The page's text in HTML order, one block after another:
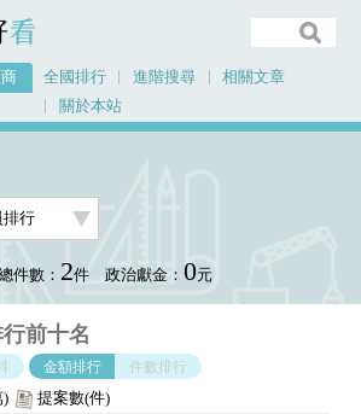
全國排行 進階搜尋
相關文章
關於本站
件數： 2件 政治獻金： 0元
前十名
金額排行 件數排行
) 提案數(件)